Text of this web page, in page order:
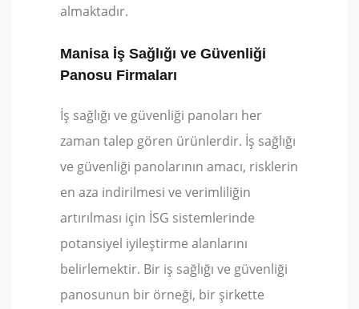
almaktadır.
Manisa İş Sağlığı ve Güvenliği
Panosu Firmaları
İş sağlığı ve güvenliği panoları her
zaman talep gören ürünlerdir. İş sağlığı
ve güvenliği panolarının amacı, risklerin
en aza indirilmesi ve verimliliğin
artırılması için İSG sistemlerinde
potansiyel iyileştirme alanlarını
belirlemektir. Bir iş sağlığı ve güvenliği
panosunun bir örneği, bir şirkette